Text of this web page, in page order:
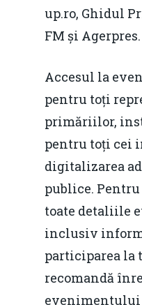
up.ro, Ghidul
FM și Agerpres.
Accesul la
pentru toți
primăriilor,
pentru toți cei
digitalizarea
publice.
toate detaliile
inclusiv
participarea la
recomandă